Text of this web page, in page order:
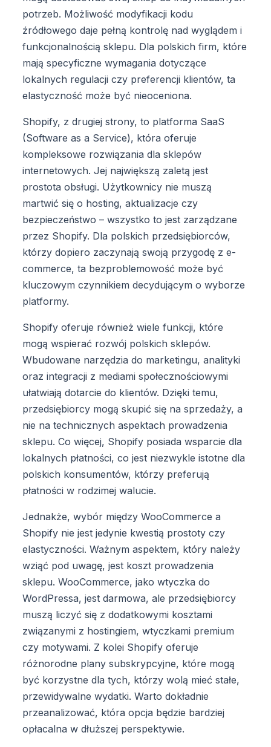
potrzeb. Możliwość modyfikacji kodu
źródłowego daje pełną kontrolę nad wyglądem i
funkcjonalnością sklepu. Dla polskich firm, które
mają specyficzne wymagania dotyczące
lokalnych regulacji czy preferencji klientów, ta
elastyczność może być nieoceniona.
Shopify, z drugiej strony, to platforma SaaS
(Software as a Service), która oferuje
kompleksowe rozwiązania dla sklepów
internetowych. Jej największą zaletą jest
prostota obsługi. Użytkownicy nie muszą
martwić się o hosting, aktualizacje czy
bezpieczeństwo – wszystko to jest zarządzane
przez Shopify. Dla polskich przedsiębiorców,
którzy dopiero zaczynają swoją przygodę z e-
commerce, ta bezproblemowość może być
kluczowym czynnikiem decydującym o wyborze
platformy.
Shopify oferuje również wiele funkcji, które
mogą wspierać rozwój polskich sklepów.
Wbudowane narzędzia do marketingu, analityki
oraz integracji z mediami społecznościowymi
ułatwiają dotarcie do klientów. Dzięki temu,
przedsiębiorcy mogą skupić się na sprzedaży, a
nie na technicznych aspektach prowadzenia
sklepu. Co więcej, Shopify posiada wsparcie dla
lokalnych płatności, co jest niezwykle istotne dla
polskich konsumentów, którzy preferują
płatności w rodzimej walucie.
Jednakże, wybór między WooCommerce a
Shopify nie jest jedynie kwestią prostoty czy
elastyczności. Ważnym aspektem, który należy
wziąć pod uwagę, jest koszt prowadzenia
sklepu. WooCommerce, jako wtyczka do
WordPressa, jest darmowa, ale przedsiębiorcy
muszą liczyć się z dodatkowymi kosztami
związanymi z hostingiem, wtyczkami premium
czy motywami. Z kolei Shopify oferuje
różnorodne plany subskrypcyjne, które mogą
być korzystne dla tych, którzy wolą mieć stałe,
przewidywalne wydatki. Warto dokładnie
przeanalizować, która opcja będzie bardziej
opłacalna w dłuższej perspektywie.